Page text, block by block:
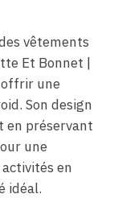
vêtements
Et Bonnet |
offrir une
Son design
en préservant
une
en
idéal.